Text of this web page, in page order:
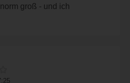
groß - und ich